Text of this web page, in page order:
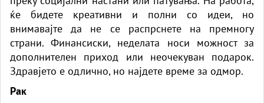
ќе бидете креативни и полни со идеи, но
внимавајте да не се распрснете на премногу
страни. Финансиски, неделата носи можност за
дополнителен приход или неочекуван подарок.
Здравјето е одлично, но најдете време за одмор.
Рак